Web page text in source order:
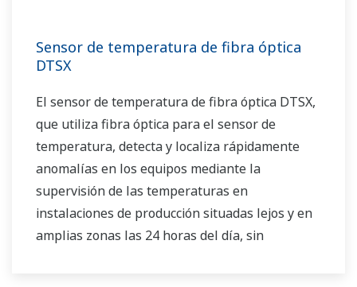
Sensor de temperatura de fibra óptica
DTSX
El sensor de temperatura de fibra óptica DTSX,
que utiliza fibra óptica para el sensor de
temperatura, detecta y localiza rápidamente
anomalías en los equipos mediante la
supervisión de las temperaturas en
instalaciones de producción situadas lejos y en
amplias zonas las 24 horas del día, sin